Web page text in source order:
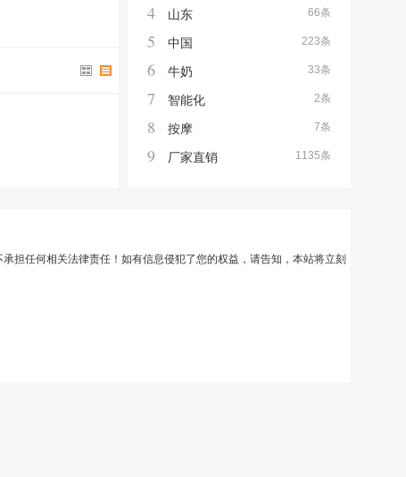
66条
4 山东
223条
5 中国
33条
6 牛奶
2条
7 智能化
7条
8 按摩
1135条
9 厂家直销
承担任何相关法律责任！如有信息侵犯了您的权益，请告知，本站将立刻